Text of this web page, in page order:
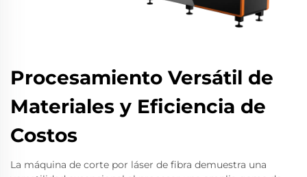
Procesamiento Versátil de
Materiales y Eficiencia de
Costos
La máquina de corte por láser de fibra demuestra una